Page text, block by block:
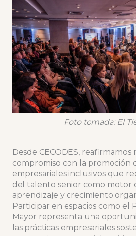
Foto tomada: El
Desde CECODES, reafirmamos
compromiso con la promoción
empresariales inclusivos que
del talento senior como motor
aprendizaje y crecimiento
Participar en espacios como el
Mayor representa una
las prácticas empresariales